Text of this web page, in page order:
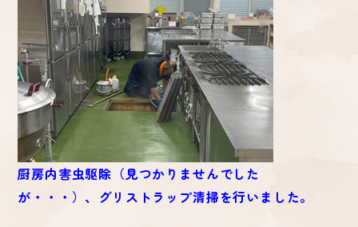
厨房内害虫駆除（見つかりませんでした
が・・・）、グリストラップ清掃を行いました。